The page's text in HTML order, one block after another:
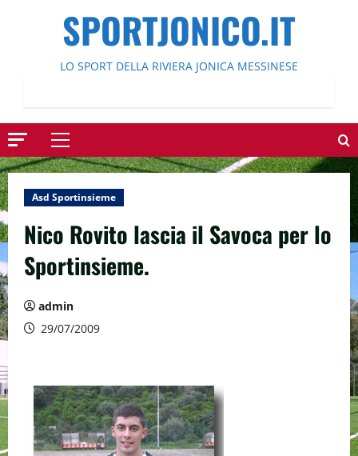
SPORTJONICO.IT
LO SPORT DELLA RIVIERA JONICA MESSINESE
Menu
principale
Asd Sportinsieme
Nico Rovito lascia il Savoca per lo
Sportinsieme.
admin
29/07/2009